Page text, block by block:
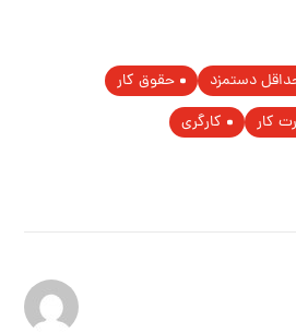
دستمزد
حقوق کار
کار کارگری